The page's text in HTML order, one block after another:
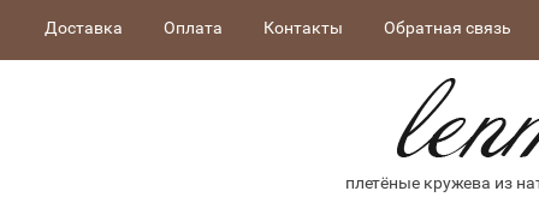
Доставка Оплата Контакты Обратная связь
плетёные кружева из